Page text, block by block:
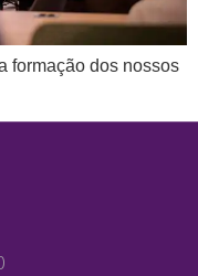
formação dos nossos